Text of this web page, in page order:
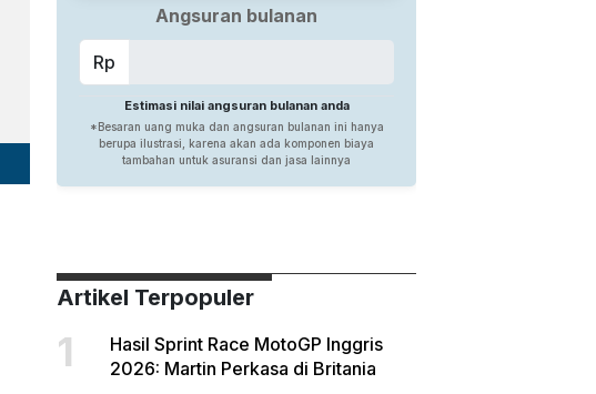
Artikel Terpopuler
1
Hasil Sprint Race MotoGP Inggris
2026: Martin Perkasa di Britania